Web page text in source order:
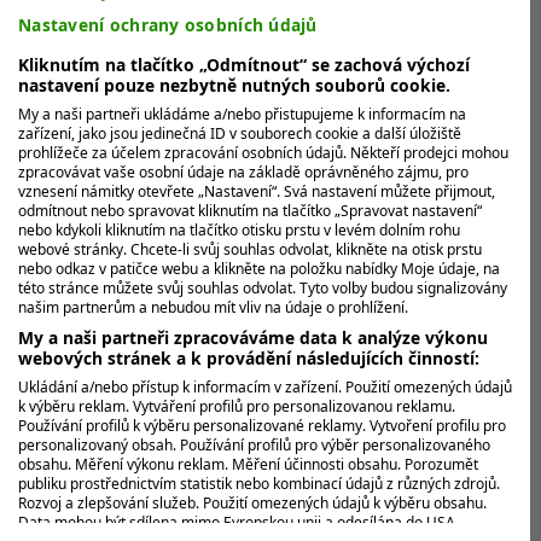
2 min. čtení
04. 08. 2024
Jsem dobrá golfistka, dokazuje
Weberová Nizozemcům kvůli své
absenci na Hrách
NAČÍST DALŠÍ
NAŠI DALŠÍ REDAKTOŘI
Martin Záruba
Redaktor
redakce@golfovinky.cz
Nastavení ochrany osobních údajů
Kliknutím na tlačítko „Odmítnout“ se zachová výchozí
nastavení pouze nezbytně nutných souborů cookie.
My a naši partneři ukládáme a/nebo přistupujeme k informacím na
zařízení, jako jsou jedinečná ID v souborech cookie a další úložiště
prohlížeče za účelem zpracování osobních údajů. Někteří prodejci mohou
zpracovávat vaše osobní údaje na základě oprávněného zájmu, pro
vznesení námitky otevřete „Nastavení“. Svá nastavení můžete přijmout,
odmítnout nebo spravovat kliknutím na tlačítko „Spravovat nastavení“
nebo kdykoli kliknutím na tlačítko otisku prstu v levém dolním rohu
webové stránky. Chcete-li svůj souhlas odvolat, klikněte na otisk prstu
nebo odkaz v patičce webu a klikněte na položku nabídky Moje údaje, na
této stránce můžete svůj souhlas odvolat. Tyto volby budou signalizovány
našim partnerům a nebudou mít vliv na údaje o prohlížení.
My a naši partneři zpracováváme data k analýze výkonu
webových stránek a k provádění následujících činností:
Ukládání a/nebo přístup k informacím v zařízení. Použití omezených údajů
k výběru reklam. Vytváření profilů pro personalizovanou reklamu.
Používání profilů k výběru personalizované reklamy. Vytvoření profilu pro
personalizovaný obsah. Používání profilů pro výběr personalizovaného
obsahu. Měření výkonu reklam. Měření účinnosti obsahu. Porozumět
publiku prostřednictvím statistik nebo kombinací údajů z různých zdrojů.
Rozvoj a zlepšování služeb. Použití omezených údajů k výběru obsahu.
Data mohou být sdílena mimo Evropskou unii a odesílána do USA.